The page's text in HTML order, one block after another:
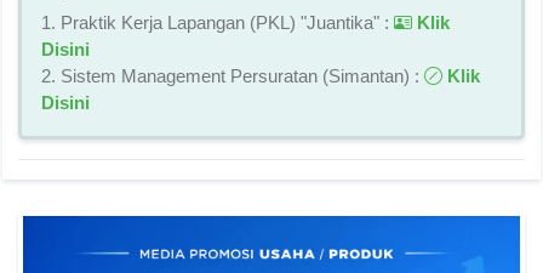
1. Praktik Kerja Lapangan (PKL) "Juantika" :
Klik
Disini
2. Sistem Management Persuratan (Simantan) :
Klik
Disini